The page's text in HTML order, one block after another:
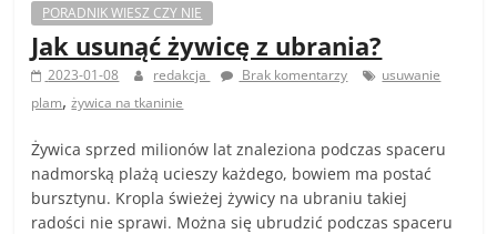
PORADNIK WIESZ CZY NIE
Jak usunąć żywicę z ubrania?
2023-01-08 redakcja Brak komentarzy
usuwanie
plam,żywica na tkaninie
Żywica sprzed milionów lat znaleziona podczas spaceru
nadmorską plażą ucieszy każdego, bowiem ma postać
bursztynu. Kropla świeżej żywicy na ubraniu takiej
radości nie sprawi. Można się ubrudzić podczas spaceru